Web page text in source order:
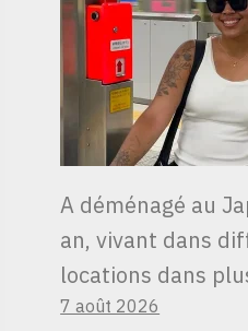
A déménagé au
an, vivant dans
locations dans
7 août 2026